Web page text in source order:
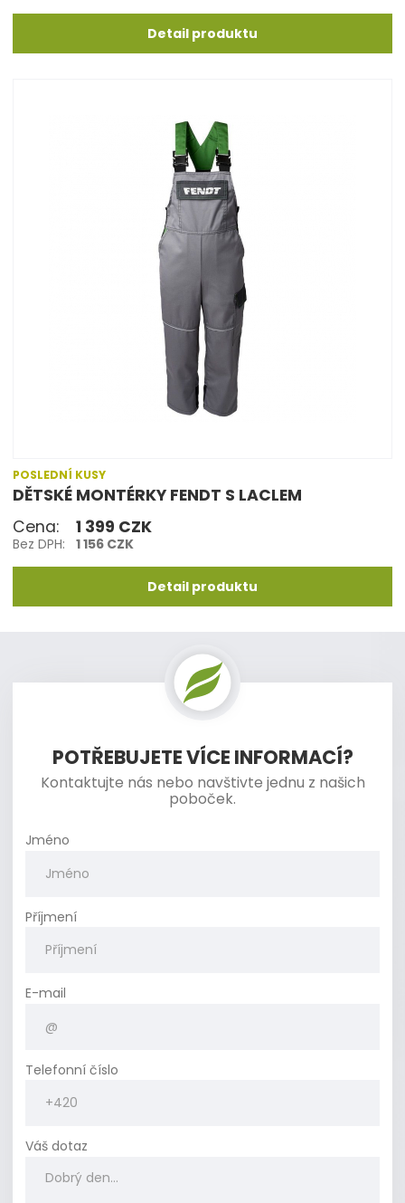
Detail produktu
POSLEDNÍ KUSY
DĚTSKÉ MONTÉRKY FENDT S LACLEM
Cena:
1 399 CZK
Bez DPH: 1 156 CZK
Detail produktu
POTŘEBUJETE VÍCE INFORMACÍ?
Kontaktujte nás nebo navštivte jednu z našich
poboček.
Jméno
Příjmení
E-mail
Telefonní číslo
Váš dotaz